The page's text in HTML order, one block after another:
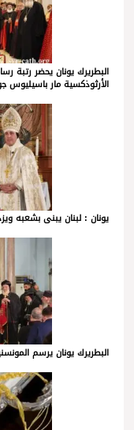
البطريرك يونان يحضر رتبة
الأرثوذكسية مار باسيليوس
يونان : لبنان يبنى بشعبه
البطريرك يونان يرسم